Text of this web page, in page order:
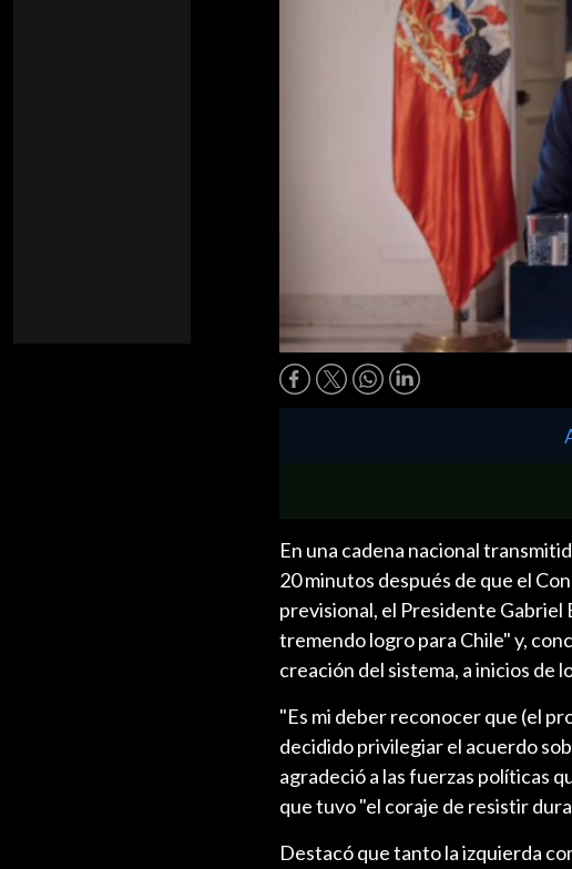
En una cadena nacional
20 minutos después de que el
previsional, el Presidente Gabriel
tremendo logro para Chile" y,
creación del sistema, a inicios de
"Es mi deber reconocer que (el
decidido privilegiar el acuerdo
agradeció a las fuerzas políticas
que tuvo "el coraje de resistir
Destacó que tanto la izquierda